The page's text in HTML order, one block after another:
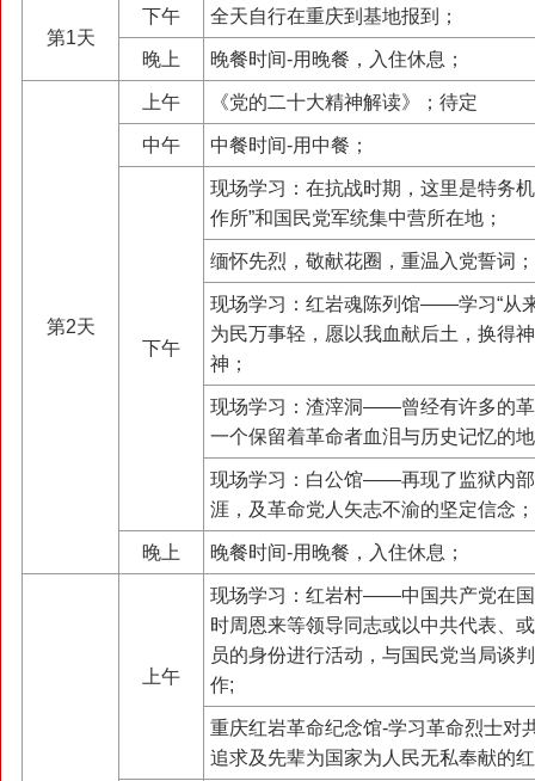
第1天
下午 全天自行在重庆到基地报到；
晚上 晚餐时间-用晚餐，入住休息；
第2天
上午 《党的二十大精神解读》；待定
中午 中餐时间-用中餐；
下午
现场学习：在抗战时期，这里是特务
作所”和国民党军统集中营所在地；
缅怀先烈，敬献花圈，重温入党誓词；
现场学习：红岩魂陈列馆——学习“从
为民万事轻，愿以我血献后土，换得
神；
现场学习：渣滓洞——曾经有许多的
一个保留着革命者血泪与历史记忆的
现场学习：白公馆——再现了监狱内
涯，及革命党人矢志不渝的坚定信念；
晚上 晚餐时间-用晚餐，入住休息；
上午
现场学习：红岩村——中国共产党在
时周恩来等领导同志或以中共代表、
员的身份进行活动，与国民党当局谈
作;
重庆红岩革命纪念馆-学习革命烈士对
追求及先辈为国家为人民无私奉献的